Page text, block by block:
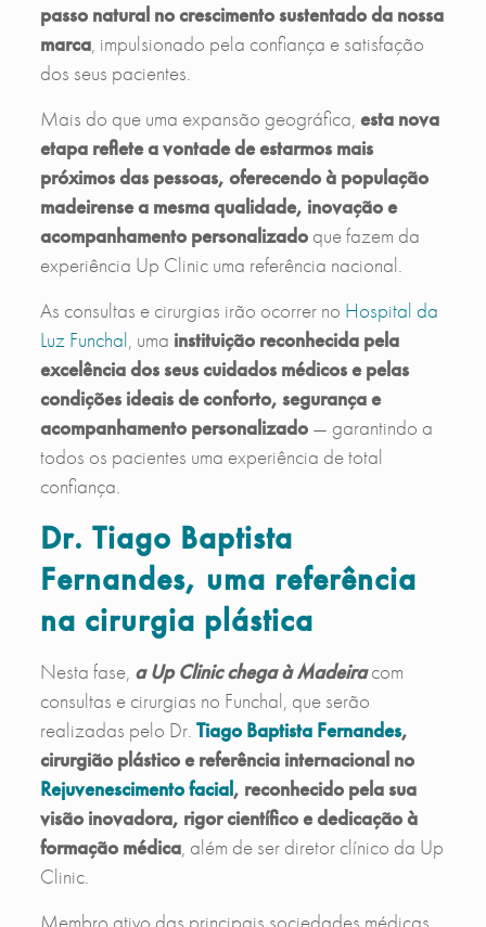
passo natural no crescimento sustentado da nossa
marca, impulsionado pela confiança e satisfação
dos seus pacientes.
Mais do que uma expansão geográfica, esta nova
etapa reflete a vontade de estarmos mais
próximos das pessoas, oferecendo à população
madeirense a mesma qualidade, inovação e
acompanhamento personalizadoque fazem da
experiência Up Clinic uma referência nacional.
As consultas e cirurgias irão ocorrer no Hospital da
Luz Funchal, uma instituição reconhecida pela
excelência dos seus cuidados médicos e pelas
condições ideais de conforto, segurança e
acompanhamento personalizado— garantindo a
todos os pacientes uma experiência de total
confiança.
Dr. Tiago Baptista
Fernandes, uma referência
na cirurgia plástica
Nesta fase, a Up Clinic chega à Madeiracom
consultas e cirurgias no Funchal, que serão
realizadas pelo Dr. Tiago Baptista Fernandes,
cirurgião plástico e referência internacional no
Rejuvenescimento facial, reconhecido pela sua
visão inovadora, rigor científico e dedicação à
formação médica, além de ser diretor clínico da Up
Clinic.